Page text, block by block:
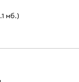
мб.)